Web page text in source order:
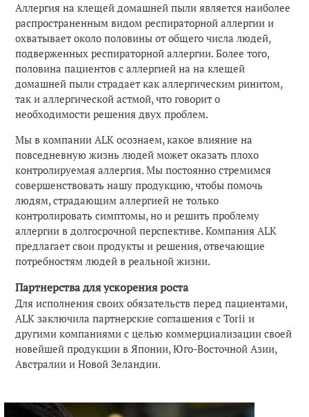
Аллергия на клещей домашней пыли является наиболее
распространенным видом респираторной аллергии и
охватывает около половины от общего числа людей,
подверженных респираторной аллергии. Более того,
половина пациентов с аллергией на на клещей
домашней пыли страдает как аллергическим ринитом,
так и аллергической астмой, что говорит о
необходимости решения двух проблем.
Мы в компании ALK осознаем, какое влияние на
повседневную жизнь людей может оказать плохо
контролируемая аллергия. Мы постоянно стремимся
совершенствовать нашу продукцию, чтобы помочь
людям, страдающим аллергией не только
контролировать симптомы, но и решить проблему
аллергии в долгосрочной перспективе. Компания ALK
предлагает свои продукты и решения, отвечающие
потребностям людей в реальной жизни.
Партнерства для ускорения роста
Для исполнения своих обязательств перед пациентами,
ALK заключила партнерские соглашения с Torii и
другими компаниями с целью коммерциализации своей
новейшей продукции в Японии, Юго-Восточной Азии,
Австралии и Новой Зеландии.